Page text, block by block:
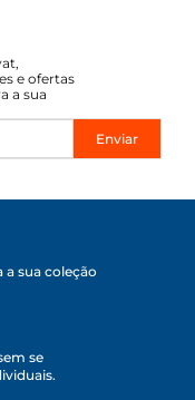
e ofertas
a sua
Enviar
a sua coleção
se